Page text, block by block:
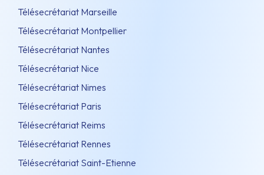
Télésecrétariat Marseille
Télésecrétariat Montpellier
Télésecrétariat Nantes
Télésecrétariat Nice
Télésecrétariat Nimes
Télésecrétariat Paris
Télésecrétariat Reims
Télésecrétariat Rennes
Télésecrétariat Saint-Etienne